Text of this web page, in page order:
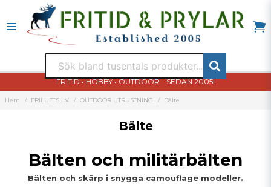
FRITID • HOBBY • OUTDOOR - SEDAN 2005!
Hem FRILUFTSLIV OUTDOOR UTRUSTNING Bälte
Bälte
Bälten och militärbälten
Bälten och skärp i snygga camouflage modeller.